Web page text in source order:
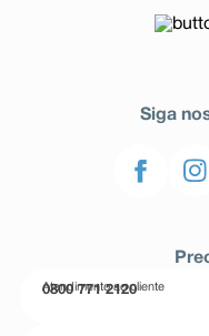
Siga
Atendimento ao cliente
0800 771 2120